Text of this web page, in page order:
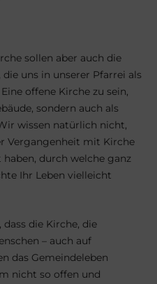
sollen aber auch die
uns in unserer Pfarrei als
offene Kirche zu sein,
sondern auch als
wissen natürlich nicht,
Vergangenheit mit Kirche
durch welche ganz
Ihr Leben vielleicht
die Kirche, die
– auch auf
das Gemeindeleben
nicht so offen und